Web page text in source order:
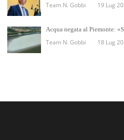
Team N. Gobbi 19 Lug
Acqua negata al Piemonte:
Team N. Gobbi 18 Lug